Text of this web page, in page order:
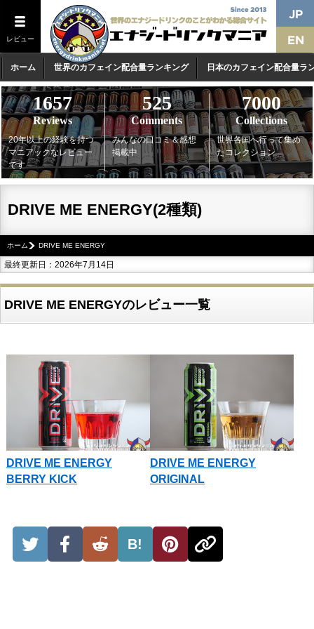
レビュー
ホーム 世界のカフェイン配合量ランキング 日本のカフェイン配合量ラ
1657
Reviews
20年以上の経験を持つ
マニアックなレビュー
です
525
Comments
みんなの口コミ＆感想
掲載中
7000
Collections
世界各国へ行って集め
たコレクション
DRIVE ME ENERGY(2種類)
ホーム DRIVE ME ENERGY
最終更新日：2026年7月14日
DRIVE ME ENERGYのレビュー一覧
DRIVE ME ENERGY
BERRY KICK
DRIVE ME ENERGY
ORIGINAL
B!